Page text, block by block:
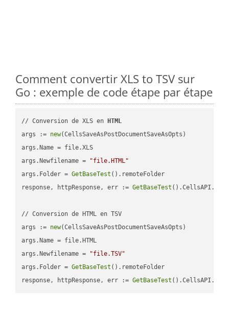
Comment convertir XLS to TSV sur
Go : exemple de code étape par étape
// Conversion de XLS en
HTML
args := new(CellsSaveAsPostDocumentSaveAsOpts)
args.Name = file.XLS
args.Newfilename =
"file.HTML"
args.Folder = GetBaseTest ().remoteFolder
response, httpResponse, err := GetBaseTest ().CellsAPI.
// Conversion de HTML en TSV
args := new(CellsSaveAsPostDocumentSaveAsOpts)
args.Name = file.HTML
args.Newfilename =
"file.TSV"
args.Folder = GetBaseTest ().remoteFolder
response, httpResponse, err := GetBaseTest ().CellsAPI.